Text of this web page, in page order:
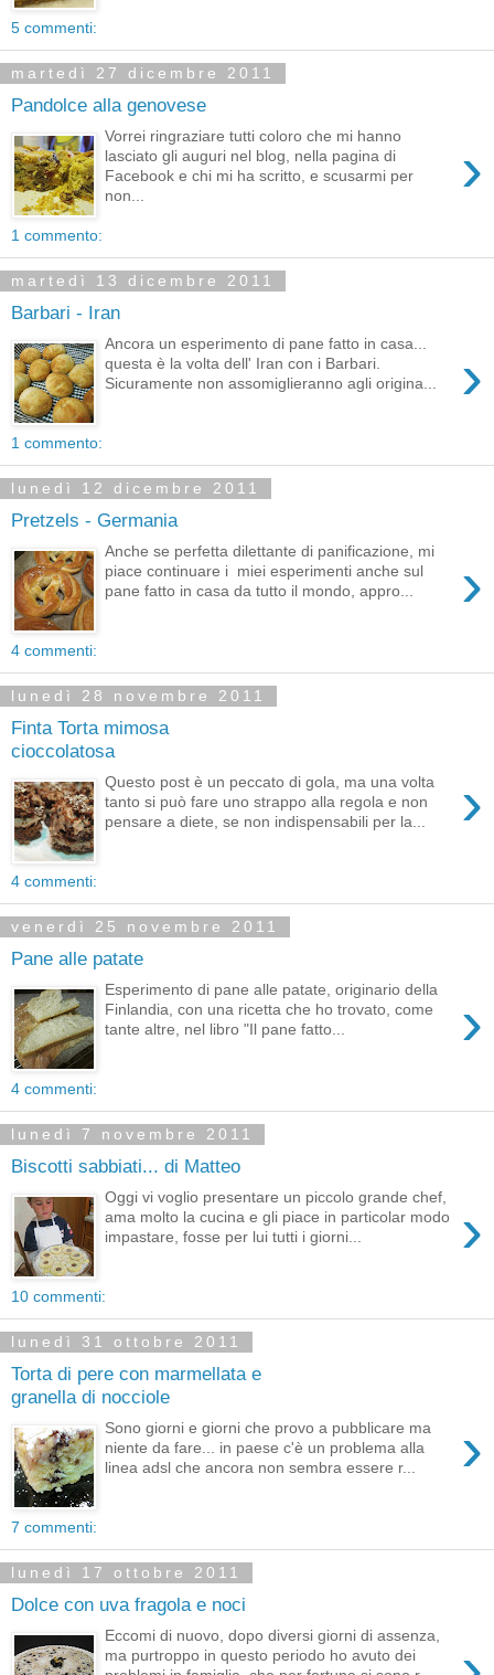
5 commenti:
martedì 27 dicembre 2011
Pandolce alla genovese
›
Vorrei ringraziare tutti coloro che mi hanno
lasciato gli auguri nel blog, nella pagina di
Facebook e chi mi ha scritto, e scusarmi per
non...
1 commento:
martedì 13 dicembre 2011
Barbari - Iran
›
Ancora un esperimento di pane fatto in casa...
questa è la volta dell' Iran con i Barbari.
Sicuramente non assomiglieranno agli origina...
1 commento:
lunedì 12 dicembre 2011
Pretzels - Germania
›
Anche se perfetta dilettante di panificazione, mi
piace continuare i miei esperimenti anche sul
pane fatto in casa da tutto il mondo, appro...
4 commenti:
lunedì 28 novembre 2011
Finta Torta mimosa
cioccolatosa
›
Questo post è un peccato di gola, ma una volta
tanto si può fare uno strappo alla regola e non
pensare a diete, se non indispensabili per la...
4 commenti:
venerdì 25 novembre 2011
Pane alle patate
›
Esperimento di pane alle patate, originario della
Finlandia, con una ricetta che ho trovato, come
tante altre, nel libro "Il pane fatto...
4 commenti:
lunedì 7 novembre 2011
Biscotti sabbiati... di Matteo
›
Oggi vi voglio presentare un piccolo grande chef,
ama molto la cucina e gli piace in particolar modo
impastare, fosse per lui tutti i giorni...
10 commenti:
lunedì 31 ottobre 2011
Torta di pere con marmellata e
granella di nocciole
›
Sono giorni e giorni che provo a pubblicare ma
niente da fare... in paese c'è un problema alla
linea adsl che ancora non sembra essere r...
7 commenti:
lunedì 17 ottobre 2011
Dolce con uva fragola e noci
Eccomi di nuovo, dopo diversi giorni di assenza,
ma purtroppo in questo periodo ho avuto dei